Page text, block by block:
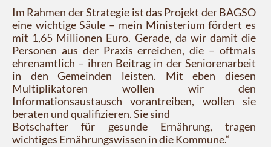
Im Rahmen der Strategie ist das Projekt der BAGSO
eine wichtige Säule – mein Ministerium fördert es
mit 1,65 Millionen Euro. Gerade, da wir damit die
Personen aus der Praxis erreichen, die – oftmals
ehrenamtlich – ihren Beitrag in der Seniorenarbeit
in den Gemeinden leisten. Mit eben diesen
Multiplikatoren wollen wir den
Informationsaustausch vorantreiben, wollen sie
beraten und qualifizieren. Sie sind
Botschafter für gesunde Ernährung, tragen
wichtiges Ernährungswissen in die Kommune.“